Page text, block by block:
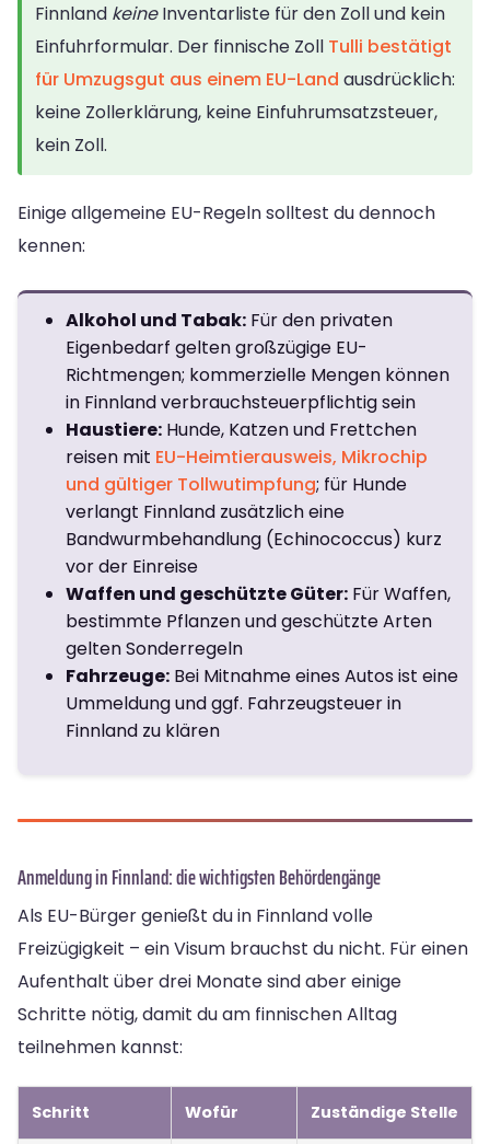
Finnland keineInventarliste für den Zoll und kein
Einfuhrformular. Der finnische Zoll Tulli bestätigt
für Umzugsgut aus einem EU-Land ausdrücklich:
keine Zollerklärung, keine Einfuhrumsatzsteuer,
kein Zoll.
Einige allgemeine EU-Regeln solltest du dennoch
kennen:
Alkohol und Tabak: Für den privaten
Eigenbedarf gelten großzügige EU-
Richtmengen; kommerzielle Mengen können
in Finnland verbrauchsteuerpflichtig sein
Haustiere: Hunde, Katzen und Frettchen
reisen mit EU-Heimtierausweis, Mikrochip
und gültiger Tollwutimpfung; für Hunde
verlangt Finnland zusätzlich eine
Bandwurmbehandlung (Echinococcus) kurz
vor der Einreise
Waffen und geschützte Güter: Für Waffen,
bestimmte Pflanzen und geschützte Arten
gelten Sonderregeln
Fahrzeuge: Bei Mitnahme eines Autos ist eine
Ummeldung und ggf. Fahrzeugsteuer in
Finnland zu klären
Anmeldung in Finnland: die wichtigsten Behördengänge
Als EU-Bürger genießt du in Finnland volle
Freizügigkeit – ein Visum brauchst du nicht. Für einen
Aufenthalt über drei Monate sind aber einige
Schritte nötig, damit du am finnischen Alltag
teilnehmen kannst:
Schritt Wofür Zuständige Stelle